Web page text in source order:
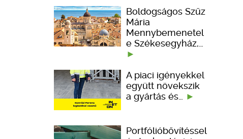
Boldogságos Szűz
Mária
Mennybemenetel
e Székesegyház,…
A piaci igényekkel
együtt növekszik
a gyártás és…
Portfólióbővítéssel